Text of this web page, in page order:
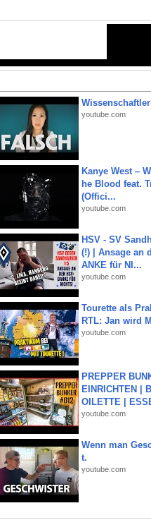
youtube.com
Kanye West –
he Blood feat.
(Offici...
youtube.com
HSV - SV
(!) | Ansage an
ANKE für NI...
youtube.com
Tourette als
RTL: Jan wird
youtube.com
PREPPER
EINRICHTEN |
OILETTE |
youtube.com
Wenn man
t.
youtube.com